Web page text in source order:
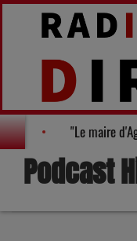
"Le maire
Podcast